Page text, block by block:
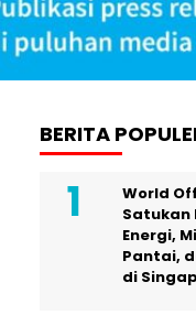
BERITA
World
Satukan
Energi,
Pantai,
di